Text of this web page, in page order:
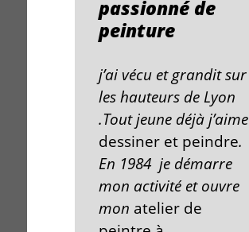
passionné de
peinture
j’ai vécu et grandit sur
les hauteurs de Lyon
.Tout jeune déjà j’aime
dessiner et peindre.
En 1984 je démarre
mon activité et ouvre
mon atelier de